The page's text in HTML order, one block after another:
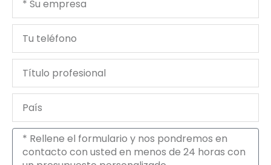
Título
profesional
Mensaje